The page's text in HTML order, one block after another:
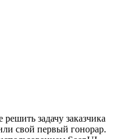
задачу заказчика
свой первый гонорар.